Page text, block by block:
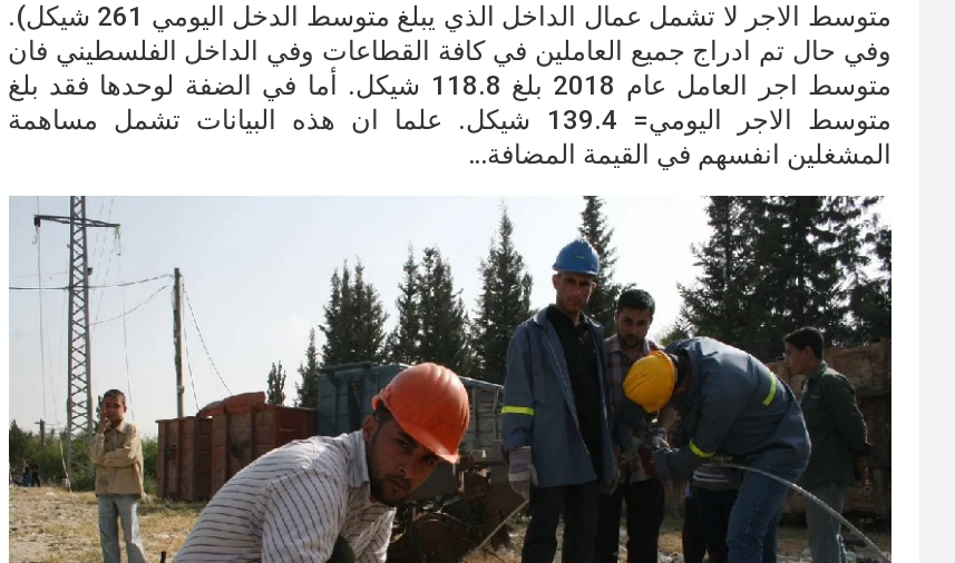
متوسط الاجر لا تشمل عمال الداخل الذي يبلغ متوسط الدخل اليومي 261 شيكل).
وفي حال تم ادراج جميع العاملين في كافة القطاعات وفي الداخل الفلسطيني فان
متوسط اجر العامل عام 2018 بلغ 118.8 شيكل. أما في الضفة لوحدها فقد بلغ
متوسط الاجر اليومي= 139.4 شيكل. علما ان هذه البيانات تشمل مساهمة
المشغلين انفسهم في القيمة المضافة…